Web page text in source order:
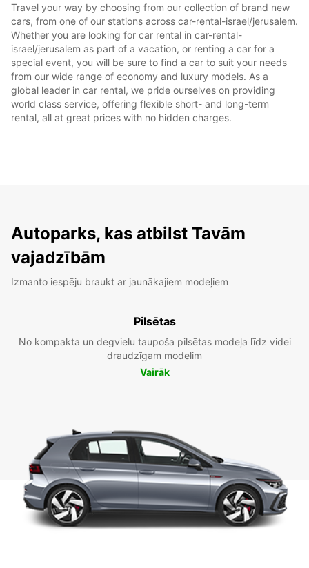
Travel your way by choosing from our collection of brand new
cars, from one of our stations across car-rental-israel/jerusalem.
Whether you are looking for car rental in car-rental-
israel/jerusalem as part of a vacation, or renting a car for a
special event, you will be sure to find a car to suit your needs
from our wide range of economy and luxury models. As a
global leader in car rental, we pride ourselves on providing
world class service, offering flexible short- and long-term
rental, all at great prices with no hidden charges.
Autoparks, kas atbilst Tavām
vajadzībām
Izmanto iespēju braukt ar jaunākajiem modeļiem
Pilsētas
No kompakta un degvielu taupoša pilsētas modeļa līdz videi
draudzīgam modelim
Vairāk